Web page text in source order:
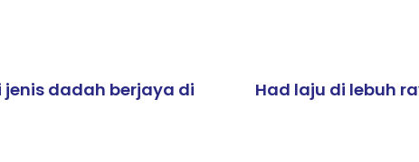
jenis dadah berjaya di
Had laju di lebuh